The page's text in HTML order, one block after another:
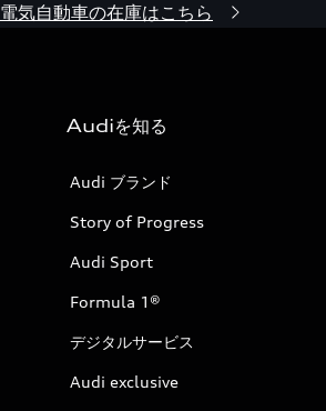
電気自動車の在庫はこちら
Audiを知る
Audi ブランド
Story of Progress
Audi Sport
Formula 1®
デジタルサービス
Audi exclusive